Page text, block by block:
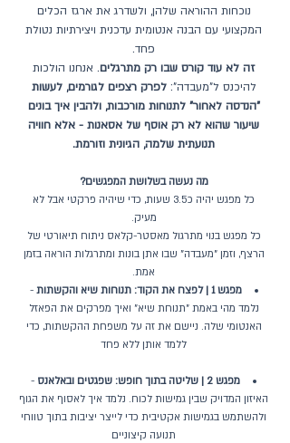
נוכחות ההוראה שלהן, ולשדרג את ארגז הכלים
המקצועי עם הבנה אנטומית עדכנית ויצירתיות נטולת
פחד.
זה לא עוד קורס שבו רק מתרגלים. אנחנו הולכות
להיכנס ל"מעבדה":לפרק רצפים לגורמים, לעשות
"הנדסה לאחור" לתנוחות מורכבות, ולהבין איך בונים
שיעור שהוא לא רק אוסף של אסאנות - אלא חוויה
תנועתית שלמה, הגיונית וזורמת.
מה נעשה בשלושת המפגשים?
כל מפגש יהיה כ3.5 שעות, כדי שיהיה פרקטי אבל לא
מעיק.
כל מפגש בנוי מתרגול מאסטר-קלאס ניתוח תיאורטי של
הרצף, וזמן "מעבדה" שבו אתן בונות ומתרגלות הוראה בזמן
אמת.
מפגש 1 | לפצח את הקוד: תנוחות שיא והקשתות
-
נלמד מהי באמת "תנוחת שיא" ואיך מפרקים את הפאזל
האנטומי שלה. ניישם את זה על משפחת ההקשתות, כדי
ללמד אותן ללא פחד
מפגש 2 | שליטה בתוך חופש: שפגטים ובאלאנס
-
האיזון המדויק שבין גמישות לכוח. נלמד איך לאסוף את הגוף
ולהשתמש בגמישות אקטיבית כדי לייצר יציבות בתוך טווחי
תנועה קיצוניים